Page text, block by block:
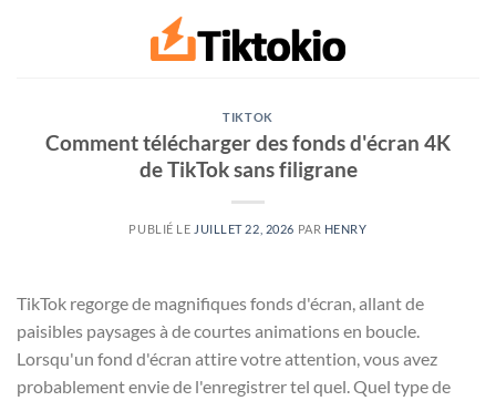
TIKTOK
Comment télécharger des fonds d'écran 4K
de TikTok sans filigrane
PUBLIÉ LE JUILLET 22, 2026 PAR HENRY
TikTok regorge de magnifiques fonds d'écran, allant de
paisibles paysages à de courtes animations en boucle.
Lorsqu'un fond d'écran attire votre attention, vous avez
probablement envie de l'enregistrer tel quel. Quel type de